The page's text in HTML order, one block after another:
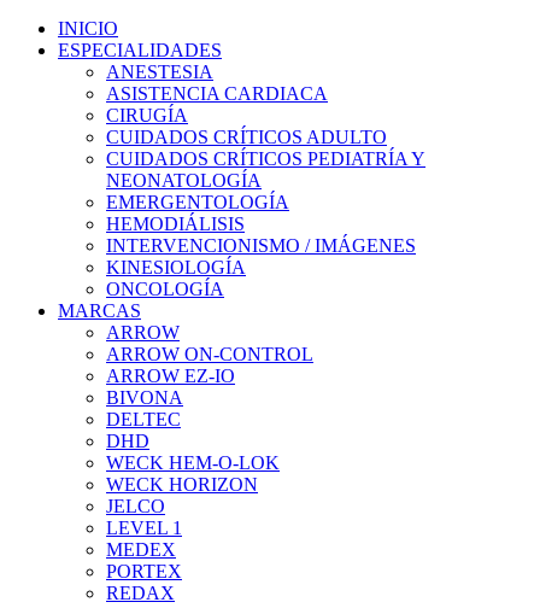
INICIO
ESPECIALIDADES
ANESTESIA
ASISTENCIA CARDIACA
CIRUGÍA
CUIDADOS CRÍTICOS ADULTO
CUIDADOS CRÍTICOS PEDIATRÍA Y
NEONATOLOGÍA
EMERGENTOLOGÍA
HEMODIÁLISIS
INTERVENCIONISMO / IMÁGENES
KINESIOLOGÍA
ONCOLOGÍA
MARCAS
ARROW
ARROW ON-CONTROL
ARROW EZ-IO
BIVONA
DELTEC
DHD
WECK HEM-O-LOK
WECK HORIZON
JELCO
LEVEL 1
MEDEX
PORTEX
REDAX